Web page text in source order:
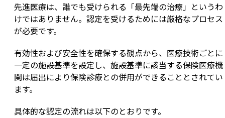
先進医療は、誰でも受けられる「最先端の治療」というわ
けではありません。認定を受けるためには厳格なプロセス
が必要です。
有効性および安全性を確保する観点から、医療技術ごとに
一定の施設基準を設定し、施設基準に該当する保険医療機
関は届出により保険診療との併用ができることとされてい
ます。
具体的な認定の流れは以下のとおりです。